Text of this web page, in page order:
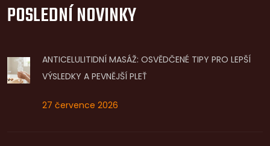
POSLEDNÍ NOVINKY
ANTICELULITIDNÍ MASÁŽ: OSVĚDČENÉ TIPY PRO LEPŠÍ
VÝSLEDKY A PEVNĚJŠÍ PLEŤ
27 července 2026